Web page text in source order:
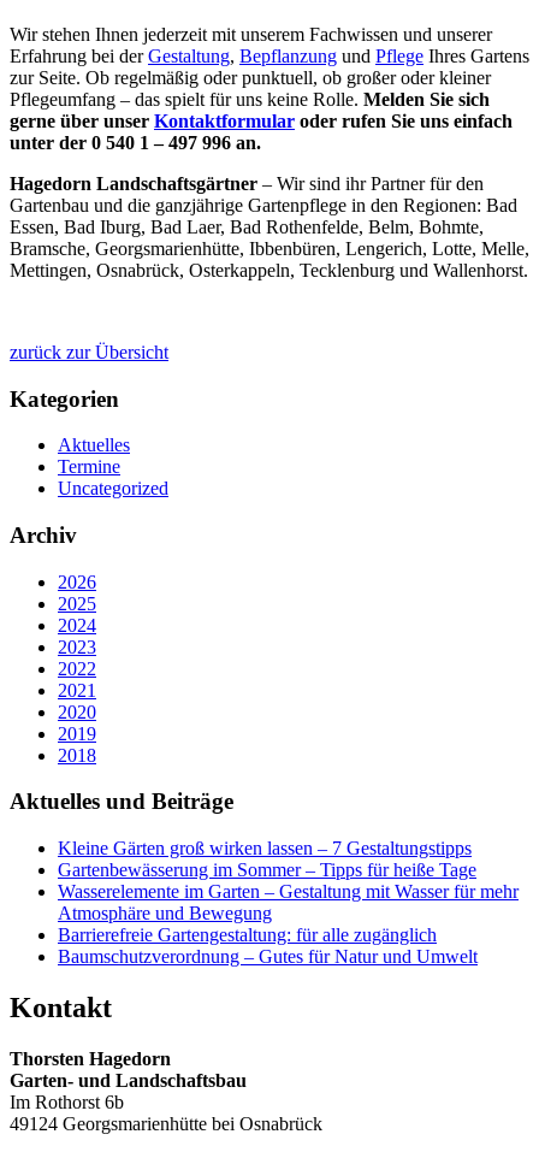
Wir stehen Ihnen jederzeit mit unserem Fachwissen und unserer
Erfahrung bei derGestaltung, Bepflanzung und Pflege Ihres Gartens
zur Seite. Ob regelmäßig oder punktuell, ob großer oder kleiner
Pflegeumfang – das spielt für uns keine Rolle. Melden Sie sich
gerne über unser Kontaktformular oder rufen Sie uns einfach
unter der 0 540 1 – 497 996 an.
Hagedorn Landschaftsgärtner – Wir sind ihr Partner für den
Gartenbau und die ganzjährige Gartenpflege in den Regionen: Bad
Essen, Bad Iburg, Bad Laer, Bad Rothenfelde, Belm, Bohmte,
Bramsche, Georgsmarienhütte, Ibbenbüren, Lengerich, Lotte, Melle,
Mettingen, Osnabrück, Osterkappeln, Tecklenburg und Wallenhorst.
zurück zur Übersicht
Kategorien
Aktuelles
Termine
Uncategorized
Archiv
2026
2025
2024
2023
2022
2021
2020
2019
2018
Aktuelles und Beiträge
Kleine Gärten groß wirken lassen – 7 Gestaltungstipps
Gartenbewässerung im Sommer – Tipps für heiße Tage
Wasserelemente im Garten – Gestaltung mit Wasser für mehr
Atmosphäre und Bewegung
Barrierefreie Gartengestaltung: für alle zugänglich
Baumschutzverordnung – Gutes für Natur und Umwelt
Kontakt
Thorsten Hagedorn
Garten- und Landschaftsbau
Im Rothorst 6b
49124 Georgsmarienhütte bei Osnabrück